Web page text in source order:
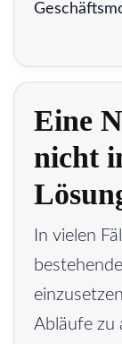
Eine
nicht
In vielen
Abläufe zu